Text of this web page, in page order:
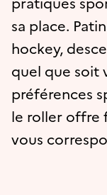
sa place.
hockey,
quel que soit
préférences
le roller offre
vous